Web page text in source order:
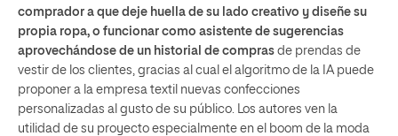
comprador a que deje huella de su lado creativo y diseñe su
propia ropa, o funcionar como asistente de sugerencias
aprovechándose de un historial de compras de prendas de
vestir de los clientes, gracias al cual el algoritmo de la IA puede
proponer a la empresa textil nuevas confecciones
personalizadas al gusto de su público. Los autores ven la
utilidad de su proyecto especialmente en el boom de la moda